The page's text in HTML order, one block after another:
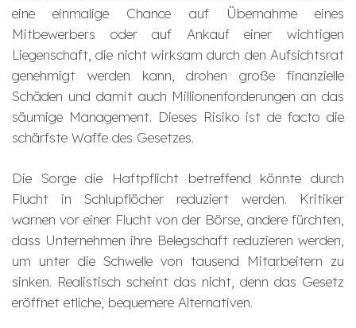
eine einmalige Chance auf Übernahme eines
Mitbewerbers oder auf Ankauf einer wichtigen
Liegenschaft, die nicht wirksam durch den Aufsichtsrat
genehmigt werden kann, drohen große finanzielle
Schäden und damit auch Millionenforderungen an das
säumige Management. Dieses Risiko ist de facto die
schärfste Waffe des Gesetzes.
Die Sorge die Haftpflicht betreffend könnte durch
Flucht in Schlupflöcher reduziert werden. Kritiker
warnen vor einer Flucht von der Börse, andere fürchten,
dass Unternehmen ihre Belegschaft reduzieren werden,
um unter die Schwelle von tausend Mitarbeitern zu
sinken. Realistisch scheint das nicht, denn das Gesetz
eröffnet etliche, bequemere Alternativen.